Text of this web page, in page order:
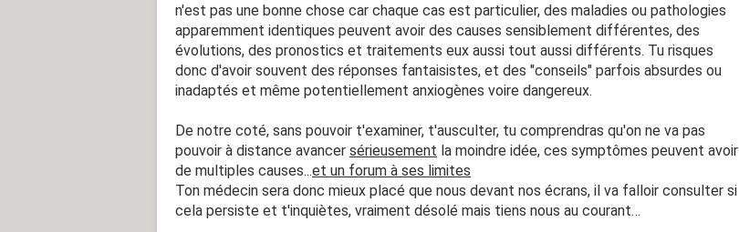
n'est pas une bonne chose car chaque cas est particulier, des maladies ou pathologies
apparemment identiques peuvent avoir des causes sensiblement différentes, des
évolutions, des pronostics et traitements eux aussi tout aussi différents. Tu risques
donc d'avoir souvent des réponses fantaisistes, et des "conseils" parfois absurdes ou
inadaptés et même potentiellement anxiogènes voire dangereux.
De notre coté, sans pouvoir t'examiner, t'ausculter, tu comprendras qu'on ne va pas
pouvoir à distance avancer sérieusement la moindre idée, ces symptômes peuvent avoir
de multiples causes...et un forum à ses limites
Ton médecin sera donc mieux placé que nous devant nos écrans, il va falloir consulter si
cela persiste et t'inquiètes, vraiment désolé mais tiens nous au courant…